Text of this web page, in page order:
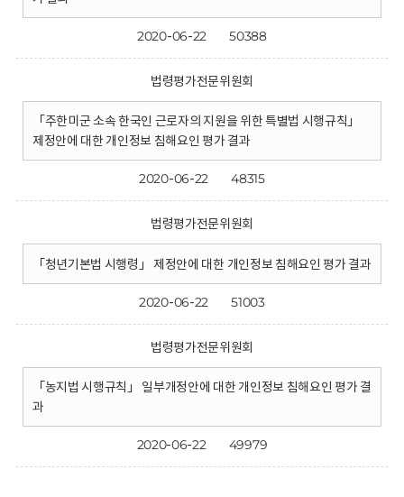
2020-06-22 50388
법령평가전문위원회
「주한미군 소속 한국인 근로자의 지원을 위한 특별법 시행규칙」
제정안에 대한 개인정보 침해요인 평가 결과
2020-06-22 48315
법령평가전문위원회
「청년기본법 시행령」 제정안에 대한 개인정보 침해요인 평가 결과
2020-06-22 51003
법령평가전문위원회
「농지법 시행규칙」 일부개정안에 대한 개인정보 침해요인 평가 결
과
2020-06-22 49979